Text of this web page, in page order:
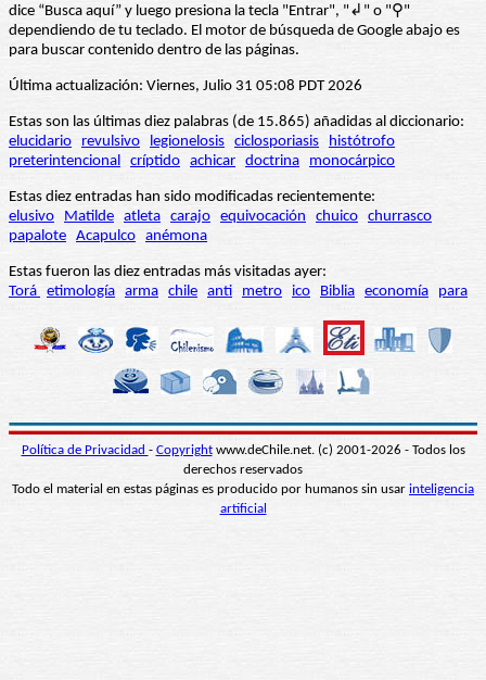
dice “Busca aquí” y luego presiona la tecla "Entrar", "↲" o "⚲"
dependiendo de tu teclado. El motor de búsqueda de Google abajo es
para buscar contenido dentro de las páginas.
Última actualización: Viernes, Julio 31 05:08 PDT 2026
Estas son las últimas diez palabras (de 15.865) añadidas al diccionario:
elucidario
revulsivo legionelosis ciclosporiasis
histótrofo
preterintencional críptido achicar doctrina monocárpico
Estas diez entradas han sido modificadas recientemente:
elusivo
Matilde atleta carajo equivocación chuico churrasco
papalote Acapulco anémona
Estas fueron las diez entradas más visitadas ayer:
Torá etimología arma chile anti metro ico Biblia economía para
Política de Privacidad - Copyrightwww.deChile.net. (c) 2001-2026 - Todos los
derechos reservados
Todo el material en estas páginas es producido por humanos sin usar inteligencia
artificial